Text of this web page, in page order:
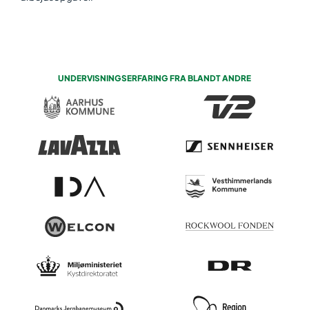
UNDERVISNINGSERFARING FRA BLANDT ANDRE